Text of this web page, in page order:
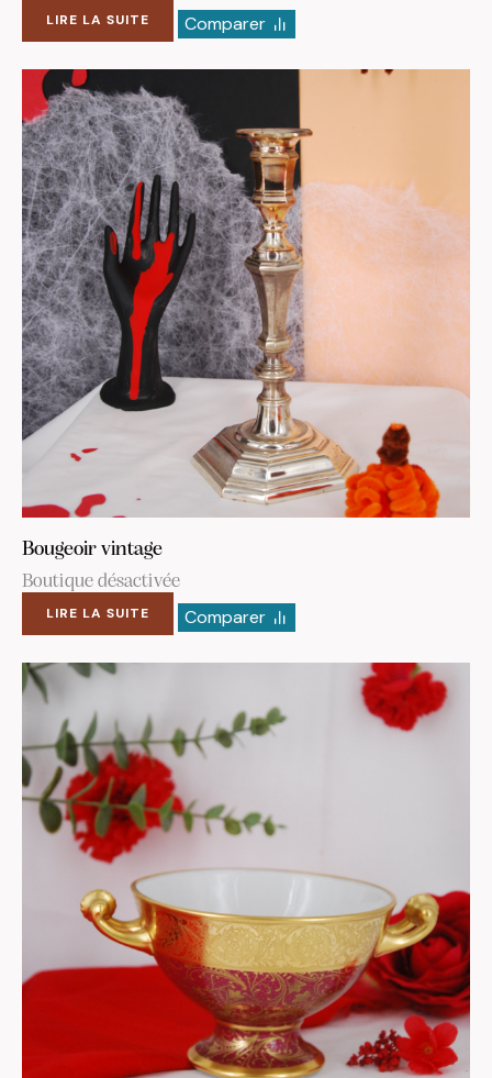
LIRE LA SUITE Comparer
Bougeoir vintage
Boutique désactivée
LIRE LA SUITE Comparer